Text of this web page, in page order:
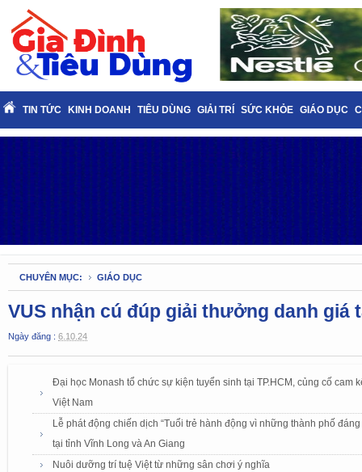
TIN TỨC KINH DOANH TIÊU DÙNG GIẢI TRÍ SỨC KHỎE GIÁO DỤC
CHUYÊN MỤC: GIÁO DỤC
VUS nhận cú đúp giải thưởng danh giá
Ngày đăng : 6.10.24
Đại học Monash tổ chức sự kiện tuyển sinh tại TP.HCM, củng cố cam
Việt Nam
Lễ phát động chiến dịch “Tuổi trẻ hành động vì những thành phố
tại tỉnh Vĩnh Long và An Giang
Nuôi dưỡng trí tuệ Việt từ những sân chơi ý nghĩa